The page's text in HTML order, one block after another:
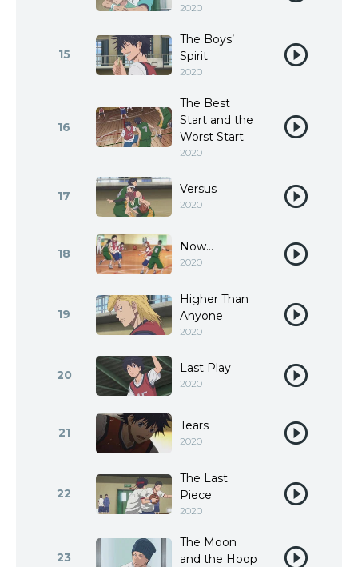
2020
15
The Boys’
Spirit
2020
16
The Best
Start and the
Worst Start
2020
17 Versus
2020
18 Now…
2020
19
Higher Than
Anyone
2020
20 Last Play
2020
21 Tears
2020
22
The Last
Piece
2020
23
The Moon
and the Hoop